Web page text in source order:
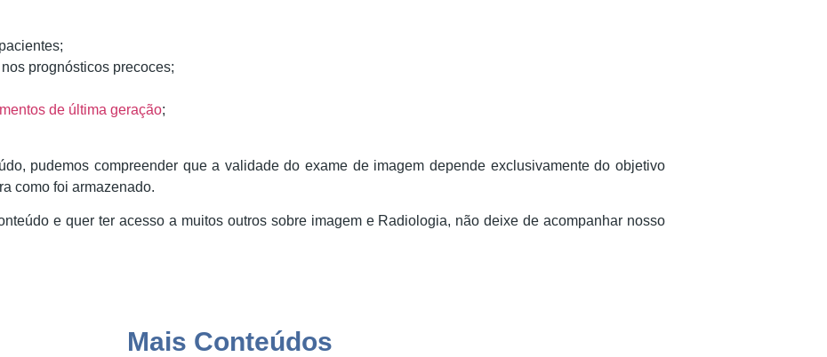
prognósticos precoces;
de última geração;
pudemos compreender que a validade do exame de imagem depende exclusivamente do objetivo
como foi armazenado.
e quer ter acesso a muitos outros sobre imagem e Radiologia, não deixe de acompanhar nosso
Mais Conteúdos